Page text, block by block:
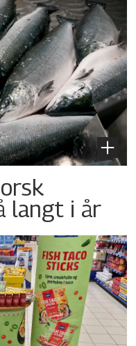
langt i år